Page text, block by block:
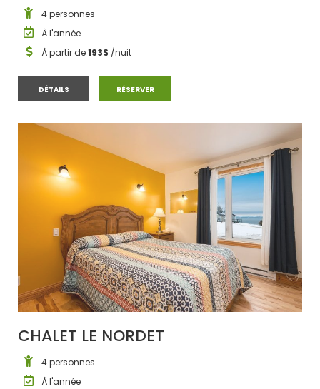
4 personnes
À l'année
À partir de193$ /nuit
DÉTAILSCHALET L’ARTISAN
RÉSERVERCHALET L’ARTISAN
CHALET LE NORDET
4 personnes
À l'année